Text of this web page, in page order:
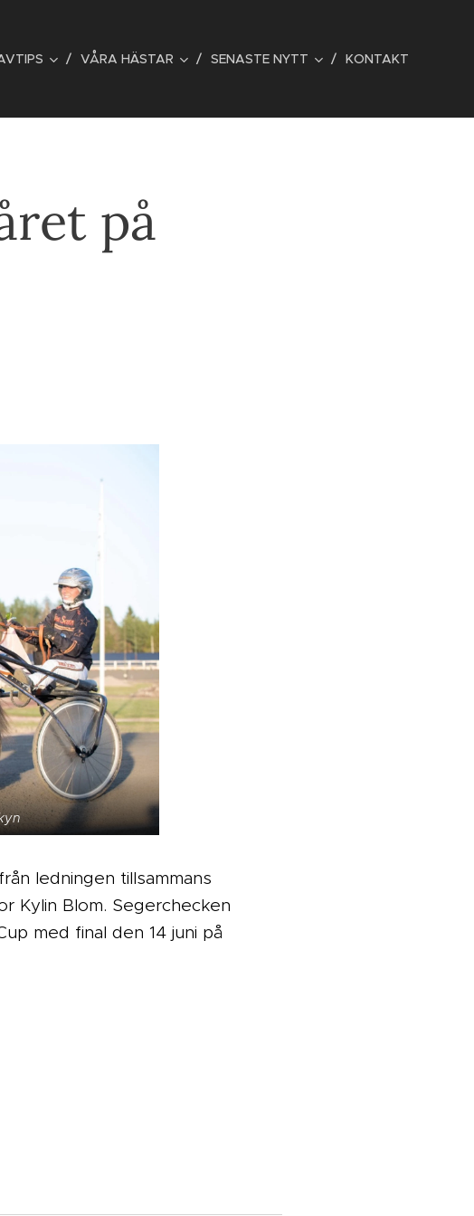
VÅRA HÄSTAR SENASTE NYTT KONTAKT
på
ledningen tillsammans
Kylin Blom. Segerchecken
med final den 14 juni på